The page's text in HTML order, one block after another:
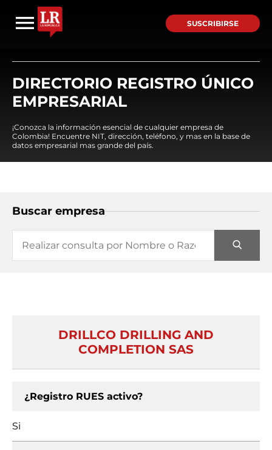
SUSCRIBIRSE
DIRECTORIO REGISTRO ÚNICO
EMPRESARIAL
¡Conozca la información esencial de cualquier empresa de
Colombia! Encuentre NIT, dirección, teléfono, y mas en la base de
datos empresarial mas grande del país.
Buscar empresa
DRILLCO DRILLING AND
COMPLETION SAS
¿Registro RUES activo?
Si